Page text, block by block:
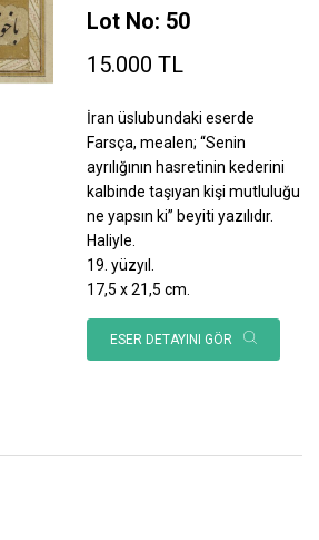
Lot No: 50
15.000 TL
İran üslubundaki eserde
Farsça, mealen; “Senin
ayrılığının hasretinin kederini
kalbinde taşıyan kişi mutluluğu
ne yapsın ki” beyiti yazılıdır.
Haliyle.
19. yüzyıl.
17,5 x 21,5 cm.
ESER DETAYINI GÖR